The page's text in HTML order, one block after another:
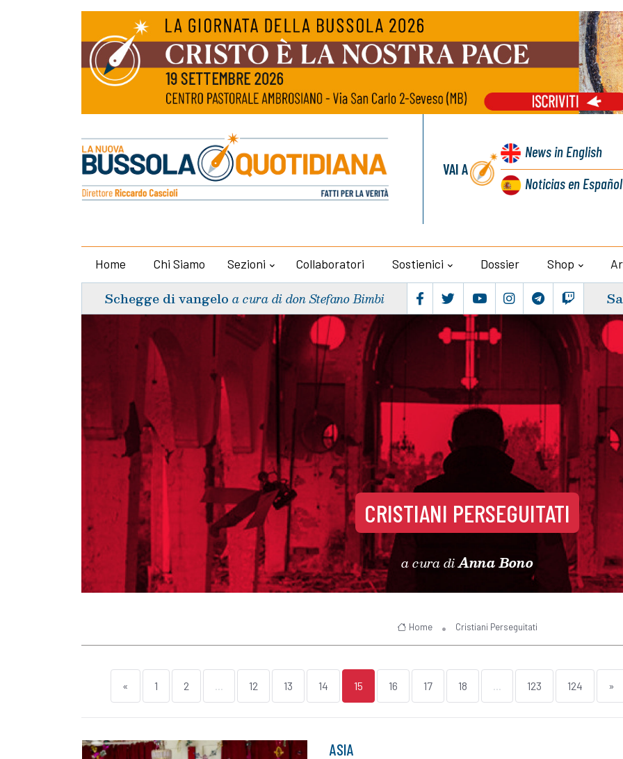
VAI A
Newsin English
Noticiasen Español
Home Chi Siamo Sezioni Collaboratori Sostienici Dossier Shop
Schegge di vangelo a cura di don Stefano Bimbi
CRISTIANI PERSEGUITATI
a cura diAnna Bono
Home Cristiani Perseguitati
« 1 2 ... 12 13 14 15 16 17 18 ... 123 124 »
ASIA